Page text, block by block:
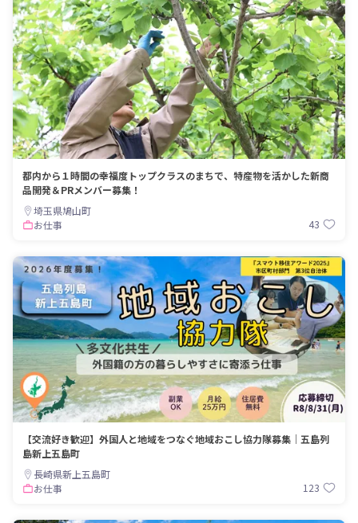
都内から１時間の幸福度トップクラスのまちで、特産物を活かした新商
品開発＆PRメンバー募集！
埼玉県鳩山町
お仕事
43
【交流好き歓迎】外国人と地域をつなぐ地域おこし協力隊募集｜五島列
島新上五島町
長崎県新上五島町
お仕事
123